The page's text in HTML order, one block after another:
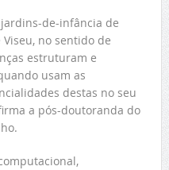
de-infância de
Viseu, no sentido de
estruturam e
usam as
destas no seu
a pós-doutoranda do